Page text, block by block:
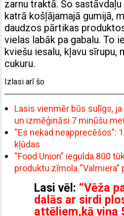
zarnu traktā. Šo
katrā košļājamajā gumijā,
daudzos pārtikas
vielas labāk pa gabalu. To
kviešu iesalu, kļavu sīrupu,
cukuru.
Izlasi arī šo
Lasis vienmēr būs sulīgs,
un izmēģināsi 7 minūšu
“Es nekad neapprecēšos”:
kļūdas
“Food Union” iegulda 800
produktu zīmola “Valmiera”
Lasi vēl: “Vēža
dalās ar sirdi
attēliem,kā viņa